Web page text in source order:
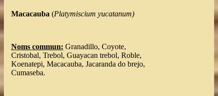
Macacauba (Platymiscium yucatanum)
Noms commun: Granadillo, Coyote,
Cristobal, Trebol, Guayacan trebol, Roble,
Koenatepi, Macacauba, Jacaranda do brejo,
Cumaseba.